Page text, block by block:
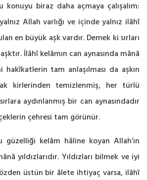
konuyu biraz daha açmaya çalışalım:
Allah varlığı ve içinde yalnız ilâhî
en büyük aşk vardır. Demek ki sırları
İlâhî kelâmın can ‎aynasında mânâ
hakîkatlerin tam anlaşılması da aşkın
kirlerinden temizlenmiş, her türlü
aydınlanmış bir can ‎aynasındadır
çehresi tam görünür.‎
kelâm hâline koyan Allah’ın
‎yıldızlarıdır. Yıldızları bilmek ve iyi
üstün bir âlete ihtiyaç varsa, ilâhî